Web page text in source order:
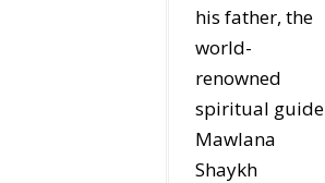
his father, the
world-
renowned
spiritual guide
Mawlana
Shaykh